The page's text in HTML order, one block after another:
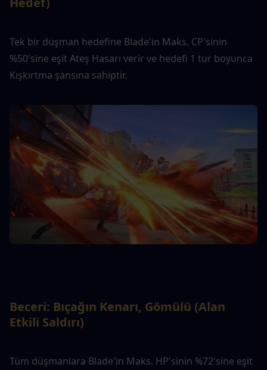
Tek bir düşman hedefine Blade'in Maks. CP'sinin
%50'sine eşit Ateş Hasarı verir ve hedefi 1 tur boyunca
Kışkırtma şansına sahiptir.
Beceri: Bıçağın Kenarı, Gömülü (Alan
Etkili Saldırı)
Tüm düşmanlara Blade'in Maks. HP'sinin %72'sine eşit